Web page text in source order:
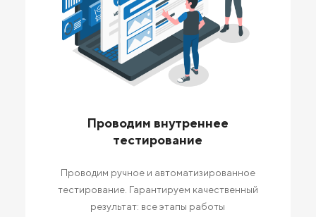
Проводим внутреннее
тестирование
Проводим ручное и автоматизированное
тестирование. Гарантируем качественный
результат: все этапы работы